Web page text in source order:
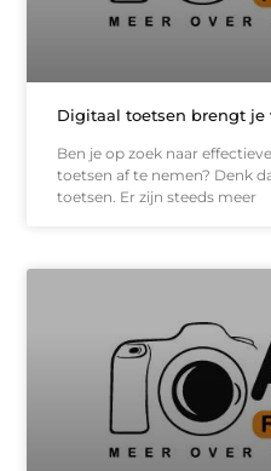
Digitaal toetsen brengt je
Ben je op zoek naar
toetsen af te nemen? Denk
toetsen. Er zijn steeds meer